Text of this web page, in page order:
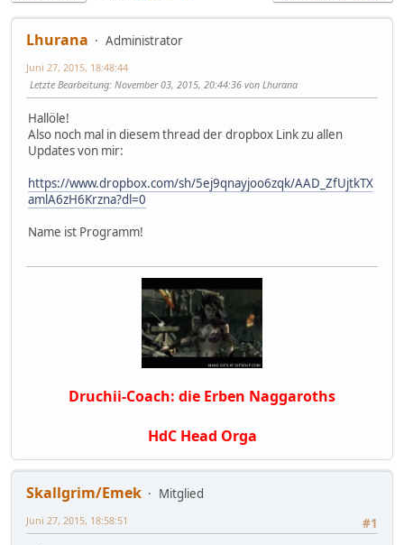
Lhurana Administrator
Juni 27, 2015, 18:48:44
Letzte Bearbeitung: November 03, 2015, 20:44:36 von Lhurana
Hallöle!
Also noch mal in diesem thread der dropbox Link zu allen
Updates von mir:
https://www.dropbox.com/sh/5ej9qnayjoo6zqk/AAD_ZfUjtkTX
amlA6zH6Krzna?dl=0
Name ist Programm!
Druchii-Coach: die Erben Naggaroths
HdC Head Orga
Skallgrim/Emek
Mitglied
#1
Juni 27, 2015, 18:58:51